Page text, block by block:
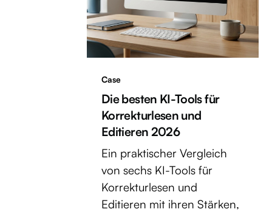
Case
Die besten KI-Tools für
Korrekturlesen und
Editieren 2026
Ein praktischer Vergleich
von sechs KI-Tools für
Korrekturlesen und
Editieren mit ihren Stärken,